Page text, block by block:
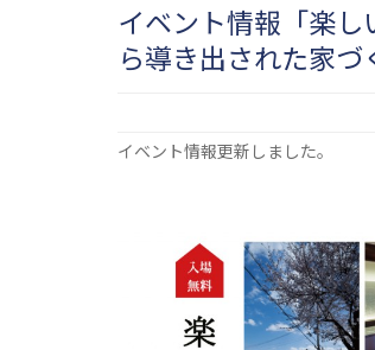
イベント情報「楽
ら導き出された家づ
イベント情報更新しました。